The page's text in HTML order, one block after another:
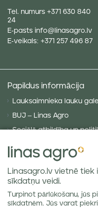
Tel. numurs +371 630 840
24
E-pasts info@linasagro.lv
E-veikals: +371 257 496 87
Papildus informācija
Lauksaimnieka lauku
BUJ – Linas Agro
Sociālā atbildība un
Sīkdatņu politika
VISPĀRĪGIE NOTEIKUMI
Labības tirgus
Linasagro.lv vietnē
sīkdatņu veidi.
Turpinot pārlūkošanu, jūs
sīkdatnēm. Jūs varat